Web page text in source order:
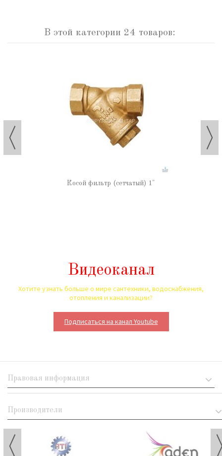
В этой категории 24 товаров:
Косой фильтр (сетчатый) 1"
Видеоканал
Хотите узнать больше о мире сантехники, водоснабжения,
отопления и канализации?
Подписаться на канал Youtube
Правовая информация
Производители